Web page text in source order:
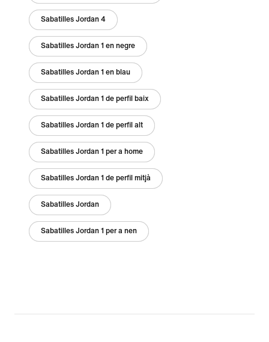
Sabatilles Jordan 4
Sabatilles Jordan 1 en negre
Sabatilles Jordan 1 en blau
Sabatilles Jordan 1 de perfil baix
Sabatilles Jordan 1 de perfil alt
Sabatilles Jordan 1 per a home
Sabatilles Jordan 1 de perfil mitjà
Sabatilles Jordan
Sabatilles Jordan 1 per a nen